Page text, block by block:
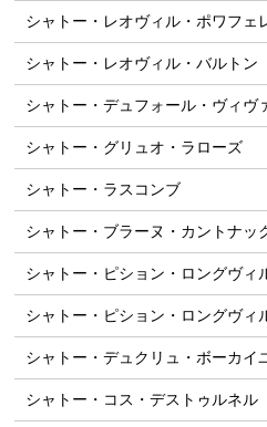
シャトー・レオヴィル・ポワフェ
シャトー・レオヴィル・バルトン
シャトー・デュフォール・ヴィヴ
シャトー・グリュオ・ラローズ
シャトー・ラスコンブ
シャトー・ブラーヌ・カントナッ
シャトー・ピション・ロングヴィ
シャトー・ピション・ロングヴィ
シャトー・デュクリュ・ボーカイ
シャトー・コス・デストゥルネル